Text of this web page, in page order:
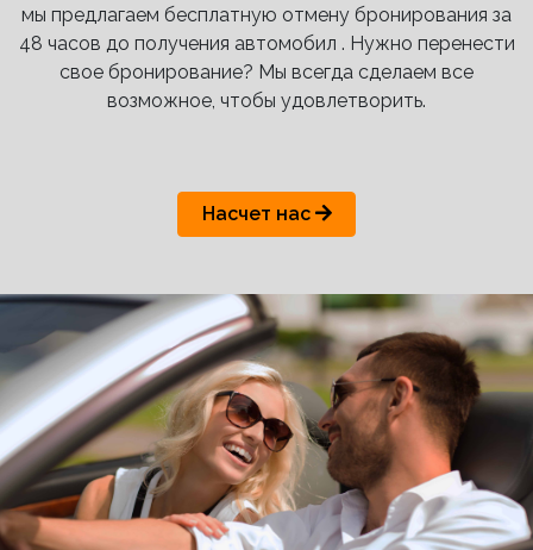
мы предлагаем бесплатную отмену бронирования за
48 часов до получения автомобил . Нужно перенести
свое бронирование? Мы всегда сделаем все
возможное, чтобы удовлетворить.
Насчет нас